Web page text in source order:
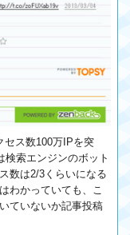
セス数100万IPを突
索エンジンのボット
数は2/3くらいになる
わかっていても、こ
ていないか記事投稿